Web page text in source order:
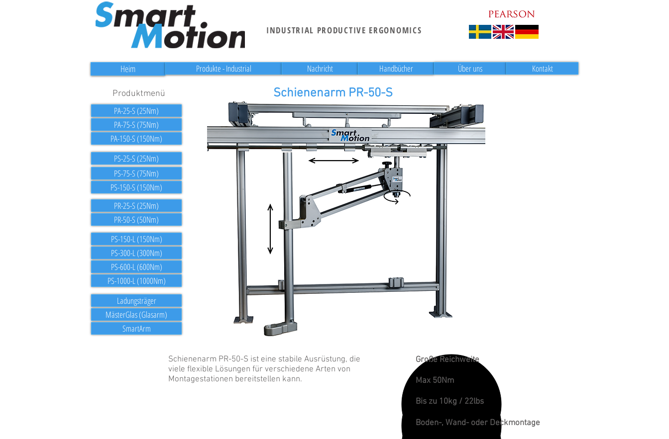
INDUSTRIAL PRODUCTIVE ERGONOMICS
Heim Produkte - Industrial Nachricht Handbücher Über uns Kontakt
Produktmenü
PA-25-S (25Nm)
PA-75-S (75Nm)
PA-150-S (150Nm)
PS-25-S (25Nm)
PS-75-S (75Nm)
PS-150-S (150Nm)
PR-25-S (25Nm)
PR-50-S (50Nm)
PS-150-L (150Nm)
PS-300-L (300Nm)
PS-600-L (600Nm)
PS-1000-L (1000Nm)
Ladungsträger
MästerGlas (Glasarm)
SmartArm
Schienenarm PR-50-S
Schienenarm PR-50-S ist eine stabile Ausrüstung, die
viele flexible Lösungen für verschiedene Arten von
Montagestationen bereitstellen kann.
Große Reichweite
Max 50Nm
Bis zu 10kg / 22lbs
Boden-, Wand- oder Deckmontage